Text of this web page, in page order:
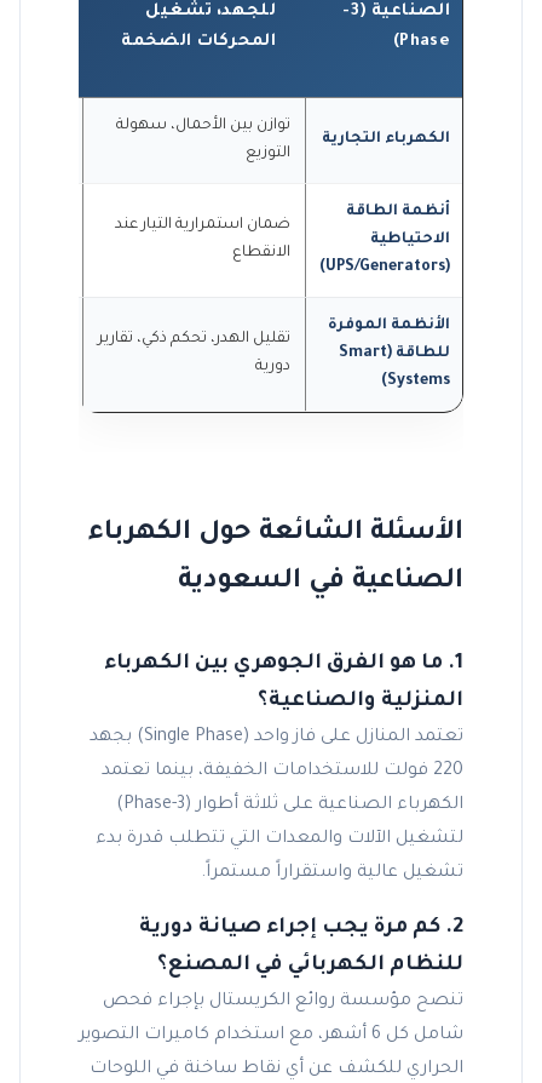
الصناعية (3-
Phase)
للجهد، تشغيل
المحركات الضخمة
الكهرباء التجارية
توازن بين الأحمال، سهولة
التوزيع
أنظمة الطاقة
الاحتياطية
(UPS/Generators)
ضمان استمرارية التيار عند
الانقطاع
الأنظمة الموفرة
للطاقة (Smart
Systems)
تقليل الهدر، تحكم ذكي، تقارير
دورية
الأسئلة الشائعة حول الكهرباء
الصناعية في السعودية
1. ما هو الفرق الجوهري بين الكهرباء
المنزلية والصناعية؟
تعتمد المنازل على فاز واحد (Single Phase) بجهد
220 فولت للاستخدامات الخفيفة، بينما تعتمد
الكهرباء الصناعية على ثلاثة أطوار (3-Phase)
لتشغيل الآلات والمعدات التي تتطلب قدرة بدء
تشغيل عالية واستقراراً مستمراً.
2. كم مرة يجب إجراء صيانة دورية
للنظام الكهربائي في المصنع؟
تنصح مؤسسة روائع الكريستال بإجراء فحص
شامل كل 6 أشهر، مع استخدام كاميرات التصوير
الحراري للكشف عن أي نقاط ساخنة في اللوحات